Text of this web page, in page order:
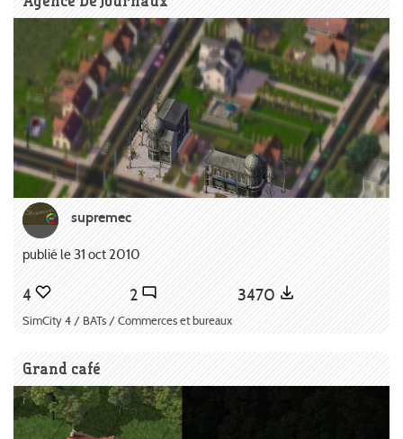
supremec
publié le 31 oct 2010
4 2 3470
SimCity 4 / BATs / Commerces et bureaux
Grand café